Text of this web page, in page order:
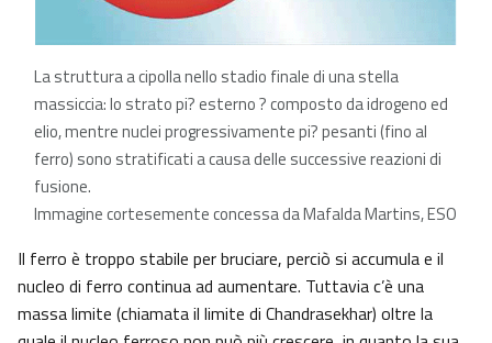
La struttura a cipolla nello stadio finale di una stella
massiccia: lo strato pi? esterno ? composto da idrogeno ed
elio, mentre nuclei progressivamente pi? pesanti (fino al
ferro) sono stratificati a causa delle successive reazioni di
fusione.
Immagine cortesemente concessa da Mafalda Martins, ESO
Il ferro è troppo stabile per bruciare, perciò si accumula e il
nucleo di ferro continua ad aumentare. Tuttavia c’è una
massa limite (chiamata il limite di Chandrasekhar) oltre la